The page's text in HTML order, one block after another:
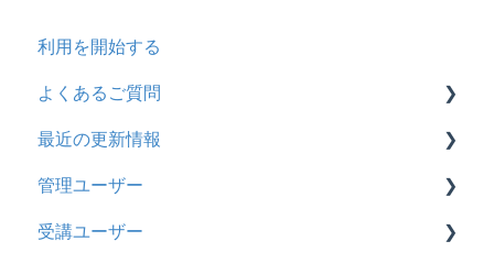
利用を開始する
よくあるご質問
契約
トライアル
カスタマイズ
最近の更新情報
2026年8月アップデート
2026年2月アップデート
管理ユーザー
管理ユーザーの統合について
受講ユーザー